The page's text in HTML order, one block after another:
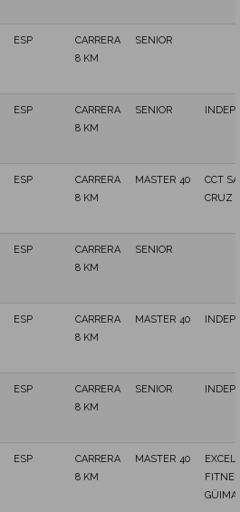
ESP
CARRERA
8 KM
SENIOR
ESP
CARRERA
8 KM
SENIOR
ESP
CARRERA
8 KM
MASTER 40
CCT
CRUZ
ESP
CARRERA
8 KM
SENIOR
ESP
CARRERA
8 KM
MASTER 40
ESP
CARRERA
8 KM
SENIOR
ESP
CARRERA
8 KM
MASTER 40